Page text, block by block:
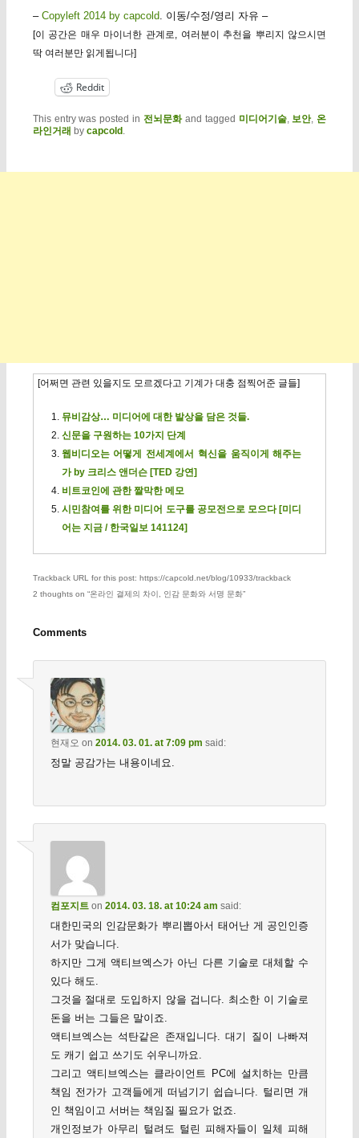
– Copyleft 2014 by capcold. 이동/수정/영리 자유 –
[이 공간은 매우 마이너한 관계로, 여러분이 추천을 뿌리지 않으시면
딱 여러분만 읽게됩니다]
Reddit
This entry was posted in 전뇌문화and tagged 미디어기술,보안,온
라인거래 by capcold .
[어쩌면 관련 있을지도 모르겠다고 기계가 대충 점찍어준 글들]
뮤비감상… 미디어에 대한 발상을 담은 것들.
신문을 구원하는 10가지 단계
웹비디오는 어떻게 전세계에서 혁신을 움직이게 해주는
가 by 크리스 앤더슨 [TED 강연]
비트코인에 관한 짤막한 메모
시민참여를 위한 미디어 도구를 공모전으로 모으다 [미디
어는 지금 / 한국일보 141124]
Trackback URL for this post: https://capcold.net/blog/10933/trackback
2 thoughts on “온라인 결제의 차이, 인감 문화와 서명 문화”
Comments
현재오 on 2014. 03. 01. at 7:09 pm said:
정말 공감가는 내용이네요.
컴포지트on 2014. 03. 18. at 10:24 am said:
대한민국의 인감문화가 뿌리뽑아서 태어난 게 공인인증
서가 맞습니다.
하지만 그게 액티브엑스가 아닌 다른 기술로 대체할 수
있다 해도.
그것을 절대로 도입하지 않을 겁니다. 최소한 이 기술로
돈을 버는 그들은 말이죠.
액티브엑스는 석탄같은 존재입니다. 대기 질이 나빠져
도 캐기 쉽고 쓰기도 쉬우니까요.
그리고 액티브엑스는 클라이언트 PC에 설치하는 만큼
책임 전가가 고객들에게 떠넘기기 쉽습니다. 털리면 개
인 책임이고 서버는 책임질 필요가 없죠.
개인정보가 아무리 털려도 털린 피해자들이 일체 피해